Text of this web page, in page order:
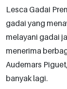
Lesca Gadai
gadai yang
melayani gadai
menerima
Audemars
banyak lagi.